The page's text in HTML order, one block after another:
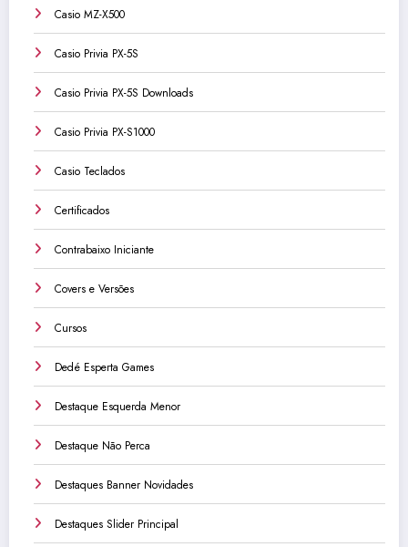
Casio MZ-X500
Casio Privia PX-5S
Casio Privia PX-5S Downloads
Casio Privia PX-S1000
Casio Teclados
Certificados
Contrabaixo Iniciante
Covers e Versões
Cursos
Dedé Esperta Games
Destaque Esquerda Menor
Destaque Não Perca
Destaques Banner Novidades
Destaques Slider Principal